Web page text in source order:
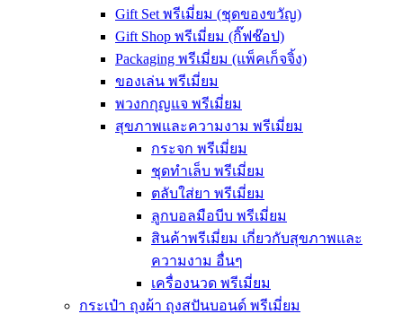
Gift Set พรีเมี่ยม (ชุดของขวัญ)
Gift Shop พรีเมี่ยม (กิ๊ฟช๊อป)
Packaging พรีเมี่ยม (แพ็คเก็จจิ้ง)
ของเล่น พรีเมี่ยม
พวงกกุญแจ พรีเมี่ยม
สุขภาพและความงาม พรีเมี่ยม
กระจก พรีเมี่ยม
ชุดทำเล็บ พรีเมี่ยม
ตลับใส่ยา พรีเมี่ยม
ลูกบอลมือบีบ พรีเมี่ยม
สินค้าพรีเมี่ยม เกี่ยวกับสุขภาพและ
ความงาม อื่นๆ
เครื่องนวด พรีเมี่ยม
กระเป๋า ถุงผ้า ถุงสปันบอนด์ พรีเมี่ยม